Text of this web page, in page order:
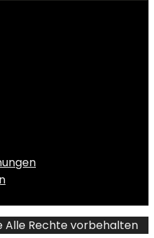
Alle Rechte vorbehalten